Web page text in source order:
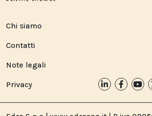
Chi siamo
Contatti
Note legali
Privacy